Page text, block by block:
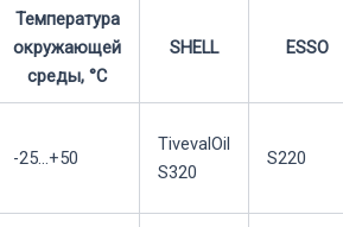
Температура
окружающей
среды, °С
SHELL ESSO
-25...+50
TivevalOil
S320
S220